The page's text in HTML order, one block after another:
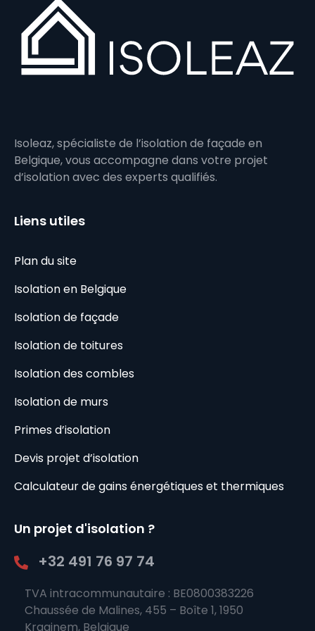
Isoleaz, spécialiste de l’isolation de façade en
Belgique, vous accompagne dans votre projet
d’isolation avec des experts qualifiés.
Liens utiles
Plan du site
Isolation en Belgique
Isolation de façade
Isolation de toitures
Isolation des combles
Isolation de murs
Primes d’isolation
Devis projet d’isolation
Calculateur de gains énergétiques et thermiques
Un projet d'isolation ?
+32 491 76 97 74
TVA intracommunautaire : BE0800383226
Chaussée de Malines, 455 – Boîte 1, 1950
Kraainem, Belgique